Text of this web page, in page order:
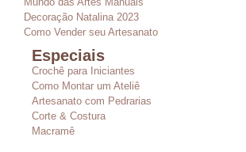
Decoração Natalina 2023
Como Vender seu Artesanato
Especiais
Crochê para Iniciantes
Como Montar um Ateliê
Artesanato com Pedrarias
Corte & Costura
Macramê